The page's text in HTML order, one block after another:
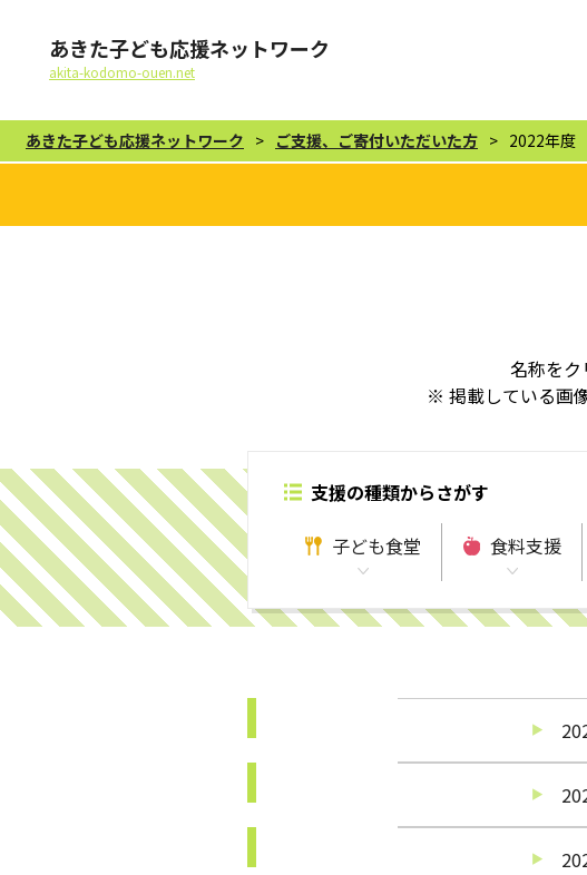
あきた子ども応援ネットワーク
akita-kodomo-ouen.net
あきた子ども応援ネットワーク > ご支援、ご寄付いただいた方 > 2022年度
名称をク
※ 掲載している画
支援の種類からさがす
子ども食堂
食料支援